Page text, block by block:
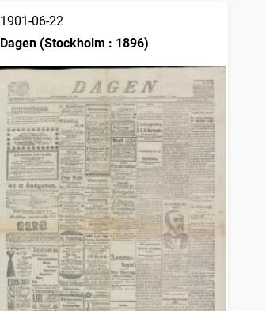
1901-06-22
Dagen (Stockholm : 1896)